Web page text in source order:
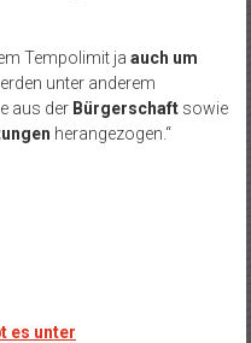
Tempolimit ja auch um
unter anderem
aus der Bürgerschaftsowie
herangezogen.“
es unter